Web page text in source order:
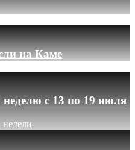
на Каме
с 13 по 19 июля
недели